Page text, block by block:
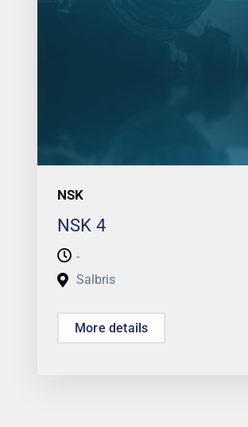
NSK
NSK 4
-
Salbris
More details